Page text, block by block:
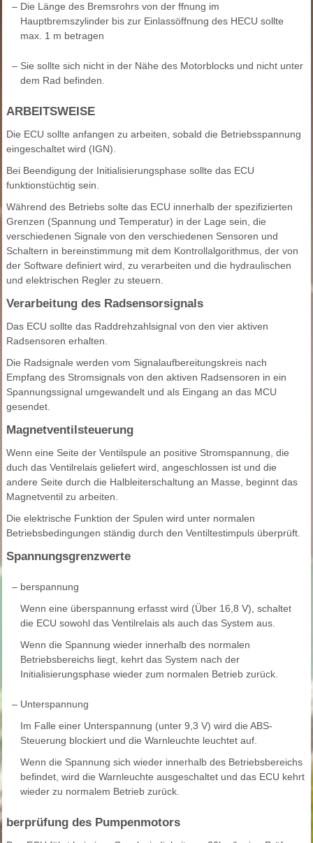
– Die Länge des Bremsrohrs von der ffnung im
Hauptbremszylinder bis zur Einlassöffnung des HECU sollte
max. 1 m betragen
– Sie sollte sich nicht in der Nähe des Motorblocks und nicht unter
dem Rad befinden.
ARBEITSWEISE
Die ECU sollte anfangen zu arbeiten, sobald die Betriebsspannung
eingeschaltet wird (IGN).
Bei Beendigung der Initialisierungsphase sollte das ECU
funktionstüchtig sein.
Während des Betriebs solte das ECU innerhalb der spezifizierten
Grenzen (Spannung und Temperatur) in der Lage sein, die
verschiedenen Signale von den verschiedenen Sensoren und
Schaltern in bereinstimmung mit dem Kontrollalgorithmus, der von
der Software definiert wird, zu verarbeiten und die hydraulischen
und elektrischen Regler zu steuern.
Verarbeitung des Radsensorsignals
Das ECU sollte das Raddrehzahlsignal von den vier aktiven
Radsensoren erhalten.
Die Radsignale werden vom Signalaufbereitungskreis nach
Empfang des Stromsignals von den aktiven Radsensoren in ein
Spannungssignal umgewandelt und als Eingang an das MCU
gesendet.
Magnetventilsteuerung
Wenn eine Seite der Ventilspule an positive Stromspannung, die
duch das Ventilrelais geliefert wird, angeschlossen ist und die
andere Seite durch die Halbleiterschaltung an Masse, beginnt das
Magnetventil zu arbeiten.
Die elektrische Funktion der Spulen wird unter normalen
Betriebsbedingungen ständig durch den Ventiltestimpuls überprüft.
Spannungsgrenzwerte
– berspannung
Wenn eine überspannung erfasst wird (Über 16,8 V), schaltet
die ECU sowohl das Ventilrelais als auch das System aus.
Wenn die Spannung wieder innerhalb des normalen
Betriebsbereichs liegt, kehrt das System nach der
Initialisierungsphase wieder zum normalen Betrieb zurück.
– Unterspannung
Im Falle einer Unterspannung (unter 9,3 V) wird die ABS-
Steuerung blockiert und die Warnleuchte leuchtet auf.
Wenn die Spannung sich wieder innerhalb des Betriebsbereichs
befindet, wird die Warnleuchte ausgeschaltet und das ECU kehrt
wieder zu normalem Betrieb zurück.
berprüfung des Pumpenmotors